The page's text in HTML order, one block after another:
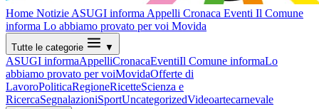
Home Notizie ASUGI informa Appelli Cronaca Eventi Il Comune
informa Lo abbiamo provato per voi Movida
Tutte le categorie ▼
ASUGI informaAppelliCronacaEventiIl Comune informaLo
abbiamo provato per voiMovidaOfferte di
LavoroPoliticaRegioneRicetteScienza e
RicercaSegnalazioniSportUncategorizedVideoartecarnevale